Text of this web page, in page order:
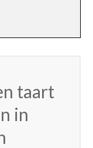
taart
in